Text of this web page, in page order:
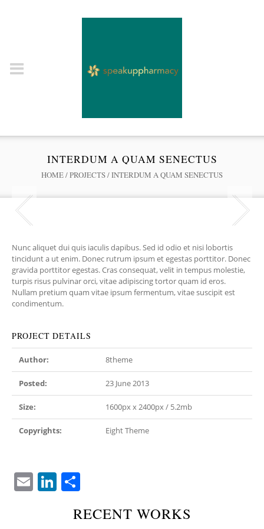
INTERDUM A QUAM SENECTUS
HOME/PROJECTS/INTERDUM A QUAM SENECTUS
Nunc aliquet dui quis iaculis dapibus. Sed id odio et nisi lobortis
tincidunt a ut enim. Donec rutrum ipsum et egestas porttitor. Donec
gravida porttitor egestas. Cras consequat, velit in tempus molestie,
turpis risus pulvinar orci, vitae adipiscing tortor quam id eros.
Nullam pretium quam vitae ipsum fermentum, vitae suscipit est
condimentum.
PROJECT DETAILS
Author: 8theme
Posted: 23 June 2013
Size: 1600px x 2400px / 5.2mb
Copyrights: Eight Theme
E Li
ar
RECENT WORKS